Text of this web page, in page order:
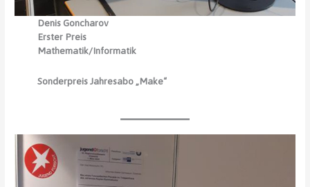
Denis Goncharov
Erster Preis
Mathematik/Informatik
Sonderpreis Jahresabo „Make“